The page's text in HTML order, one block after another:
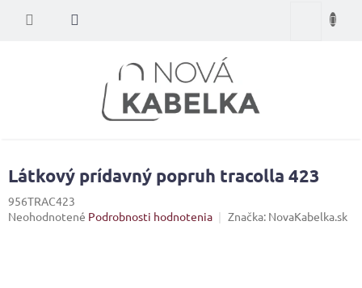
Nákupný
Látkový prídavný popruh tracolla 423
956TRAC423
Priemerné
Neohodnotené Podrobnosti hodnotenia Značka: NovaKabelka.sk